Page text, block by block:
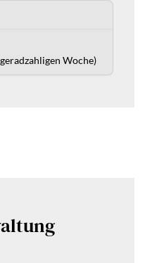
Woche)